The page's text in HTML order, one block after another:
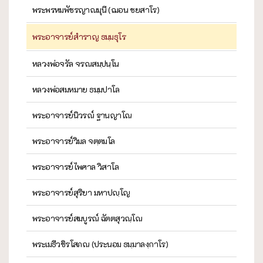
พระพรหมพัชรญาณมุนี (ฌอน ชยสาโร)
พระอาจารย์สำราญ ธมฺมธุโร
หลวงพ่อจรัล จรณสมฺปนฺโน
หลวงพ่อสมหมาย ธมฺมปาโล
พระอาจารย์นิวรณ์ ฐานญาโณ
พระอาจารย์วิมล จตฺตมโล
พระอาจารย์ไพศาล วิสาโล
พระอาจารย์สุริยา มหาปญฺโญ
พระอาจารย์สมบูรณ์ ฉัตตสุวณฺโณ
พระเมธีวชิรโสภณ (ประนอม ธมฺมาลงฺกาโร)